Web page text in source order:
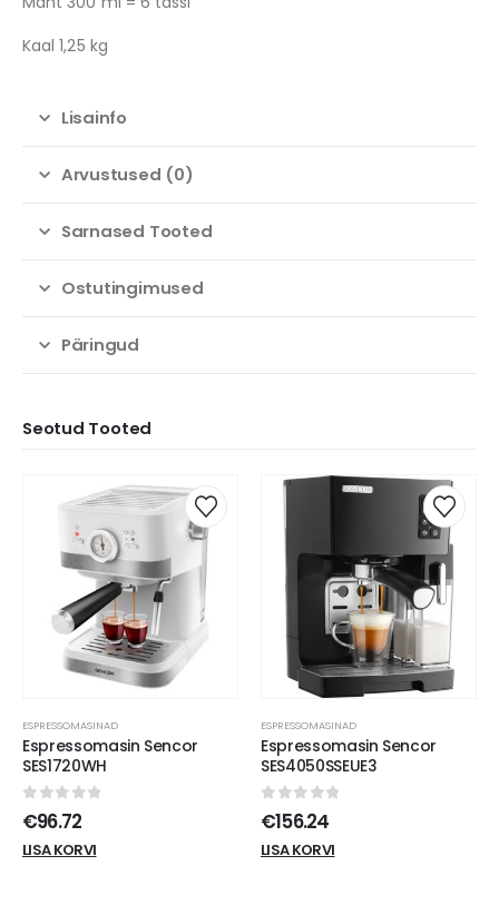
Kaal 1,25 kg
Lisainfo
Arvustused (0)
Sarnased Tooted
Ostutingimused
Päringud
Seotud Tooted
ESPRESSOMASINAD
Espressomasin Sencor
SES1720WH
0out of 5
€96.72
LISA KORVI
ESPRESSOMASINAD
Espressomasin Sencor
SES4050SSEUE3
0out of 5
€156.24
LISA KORVI